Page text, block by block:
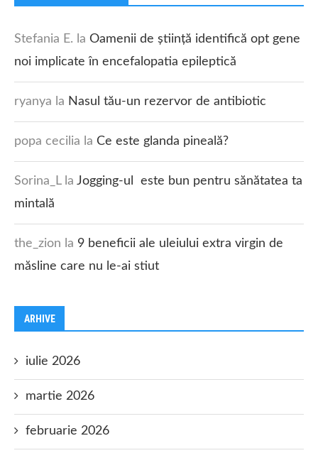
Stefania E. la Oamenii de știință identifică opt gene
noi implicate în encefalopatia epileptică
ryanya la Nasul tău-un rezervor de antibiotic
popa cecilia la Ce este glanda pineală?
Sorina_Lla Jogging-ul este bun pentru sănătatea ta
mintală
the_zion la 9 beneficii ale uleiului extra virgin de
măsline care nu le-ai stiut
ARHIVE
iulie 2026
martie 2026
februarie 2026